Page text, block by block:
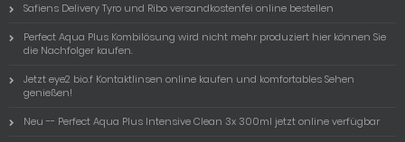
Safiens Delivery Tyro und Ribo versandkostenfei online bestellen
Perfect Aqua Plus Kombilösung wird nicht mehr produziert hier können Sie
die Nachfolger kaufen.
Jetzt eye2 bio.f Kontaktlinsen online kaufen und komfortables Sehen
genießen!
Neu -- Perfect Aqua Plus Intensive Clean 3x 300ml jetzt online verfügbar